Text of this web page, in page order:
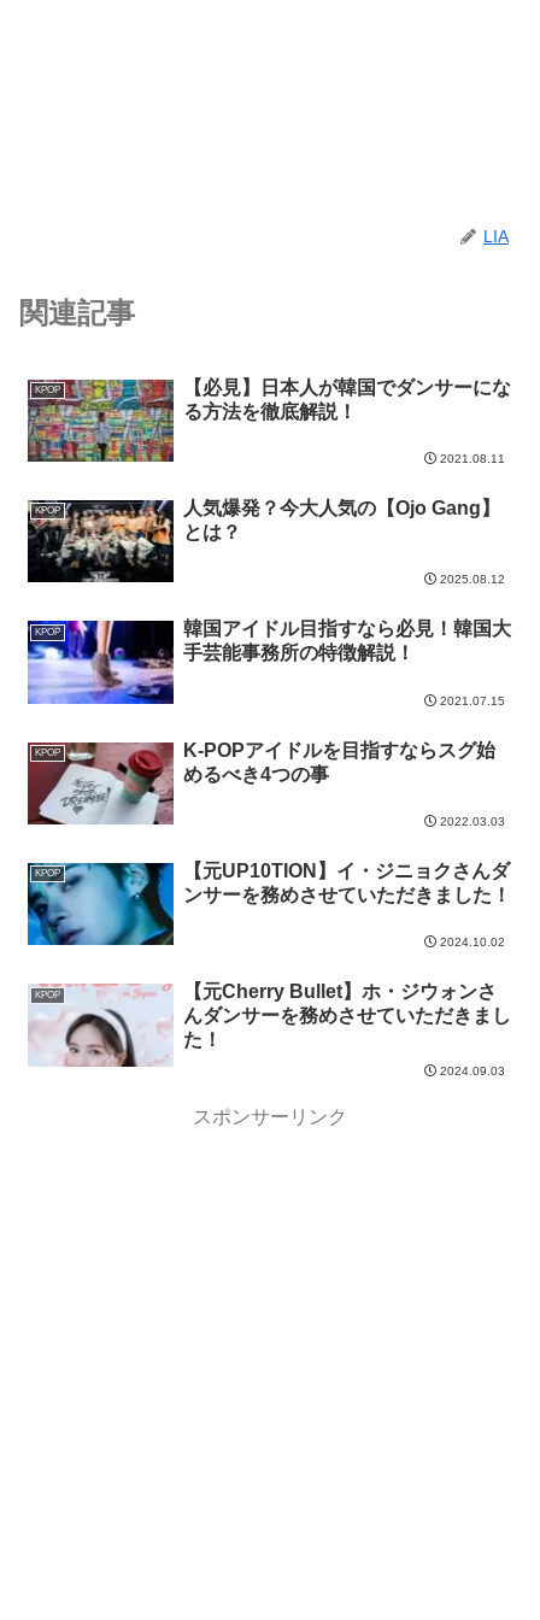
LIA
関連記事
KPOP
【必見】日本人が韓国でダンサーにな
る方法を徹底解説！
2021.08.11
KPOP
人気爆発？今大人気の【Ojo Gang】
とは？
2025.08.12
KPOP
韓国アイドル目指すなら必見！韓国大
手芸能事務所の特徴解説！
2021.07.15
KPOP
K-POPアイドルを目指すならスグ始
めるべき4つの事
2022.03.03
KPOP
【元UP10TION】イ・ジニョクさんダ
ンサーを務めさせていただきました！
2024.10.02
KPOP
【元Cherry Bullet】ホ・ジウォンさ
んダンサーを務めさせていただきまし
た！
2024.09.03
スポンサーリンク